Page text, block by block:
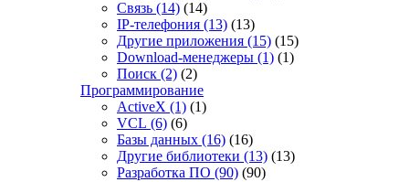
Связь (14) (14)
IP-телефония (13) (13)
Другие приложения (15) (15)
Download-менеджеры (1) (1)
Поиск (2) (2)
Программирование
ActiveX (1) (1)
VCL (6) (6)
Базы данных (16) (16)
Другие библиотеки (13) (13)
Разработка ПО (90) (90)